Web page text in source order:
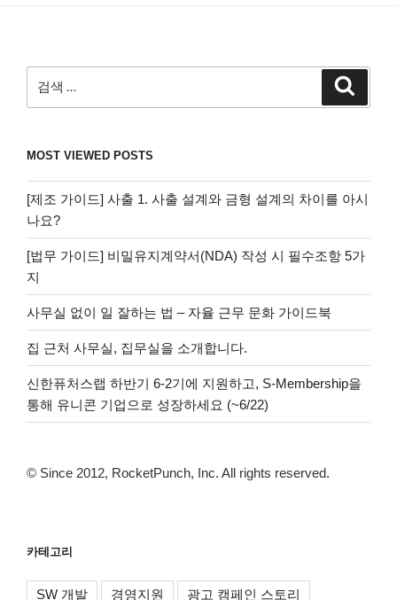
색:
MOST VIEWED POSTS
[제조 가이드] 사출 1. 사출 설계와 금형 설계의 차이를 아시
나요?
[법무 가이드] 비밀유지계약서(NDA) 작성 시 필수조항 5가
지
사무실 없이 일 잘하는 법 – 자율 근무 문화 가이드북
집 근처 사무실, 집무실을 소개합니다.
신한퓨처스랩 하반기 6-2기에 지원하고, S-Membership을
통해 유니콘 기업으로 성장하세요 (~6/22)
© Since 2012, RocketPunch, Inc. All rights reserved.
카테고리
SW 개발 경영지원 광고 캠페인 스토리